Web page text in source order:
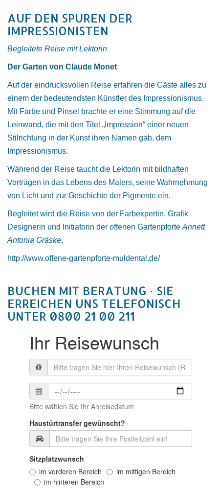
AUF DEN SPUREN DER
IMPRESSIONISTEN
Begleitete Reise mit Lektorin
Der Garten von Claude Monet
Auf der eindrucksvollen Reise erfahren die Gäste alles zu
einem der bedeutendsten Künstler des Impressionismus.
Mit Farbe und Pinsel brachte er eine Stimmung auf die
Leinwand, die mit den Titel „Impression“ einer neuen
Stilrichtung in der Kunst ihren Namen gab, dem
Impressionismus.
Während der Reise taucht die Lektorin mit bildhaften
Vorträgen in das Lebens des Malers, seine Wahrnehmung
von Licht und zur Geschichte der Pigmente ein.
Begleitet wird die Reise von der Farbexpertin, Grafik
Designerin und Initiatorin der offenen Gartenpforte Annett
Antonia Gräske.
http://www.offene-gartenpforte-muldental.de/
BUCHEN MIT BERATUNG ­· SIE
ERREICHEN UNS TELEFONISCH
UNTER 0800 21 00 211